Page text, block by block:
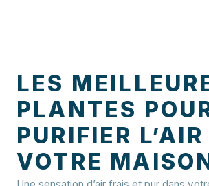
LES
PLANTES
PURIFIER
VOTRE